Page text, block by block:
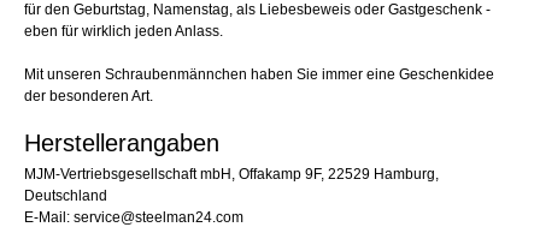
für den Geburtstag, Namenstag, als Liebesbeweis oder Gastgeschenk -
eben für wirklich jeden Anlass.
Mit unseren Schraubenmännchen haben Sie immer eine Geschenkidee
der besonderen Art.
Herstellerangaben
MJM-Vertriebsgesellschaft mbH, Offakamp 9F, 22529 Hamburg,
Deutschland
E-Mail: service@steelman24.com